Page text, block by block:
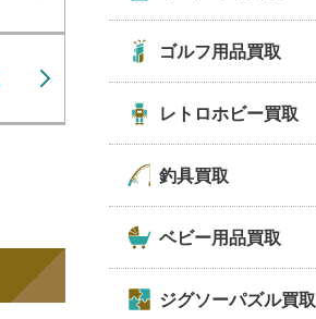
ゴルフ用品買取
レトロホビー買取
釣具買取
ベビー用品買取
ジグソーパズル買取